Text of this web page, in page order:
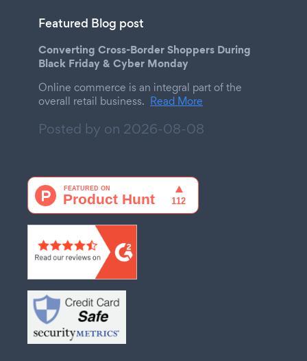
Featured Blog post
Converting Cross-Border Shoppers During
Black Friday & Cyber Monday
Online commerce is an integral part of the
overall retail business. Read More
Posted by on 2026-08-08